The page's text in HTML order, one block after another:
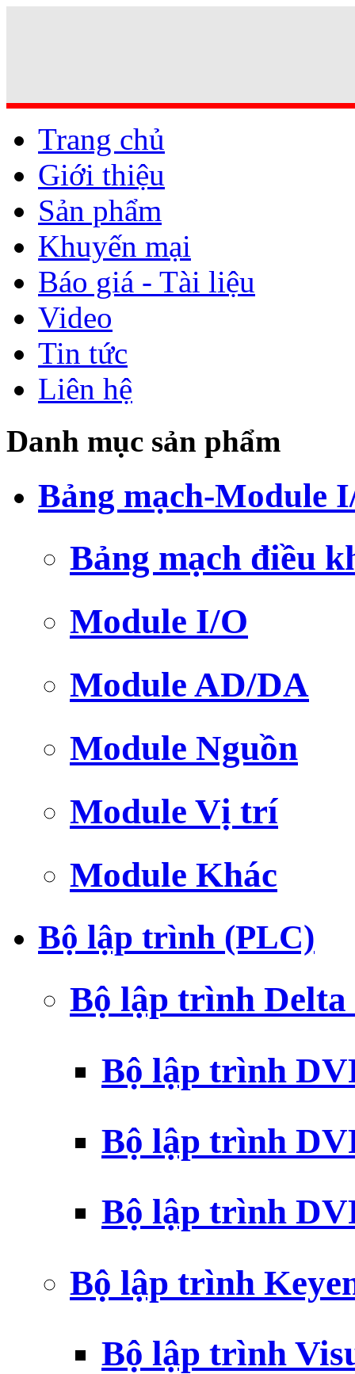
Trang chủ
Giới thiệu
Sản phẩm
Khuyến mại
Báo giá - Tài liệu
Video
Tin tức
Liên hệ
Danh mục sản phẩm
Bảng mạch-Module
Bảng mạch điều
Module I/O
Module AD/DA
Module Nguồn
Module Vị trí
Module Khác
Bộ lập trình (PLC)
Bộ lập trình
Bộ lập trình
Bộ lập trình
Bộ lập trình
Bộ lập trình
Bộ lập trình